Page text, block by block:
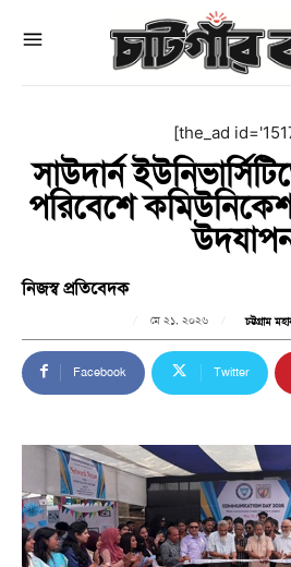
[the_ad
সাউদার্ন
পরিবেশে
নিজস্ব প্রতিবেদক
মে ২১, ২০২৬ চট্টগ্রাম
Facebook Twitter